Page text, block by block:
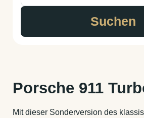
Suchen
Porsche 911
Mit dieser Sonderversion des